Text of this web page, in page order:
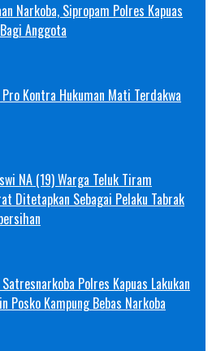
Narkoba, Sipropam Polres Kapuas
Anggota
Kontra Hukuman Mati Terdakwa
NA (19) Warga Teluk Tiram
Ditetapkan Sebagai Pelaku Tabrak
Polres Kapuas Lakukan
Posko Kampung Bebas Narkoba